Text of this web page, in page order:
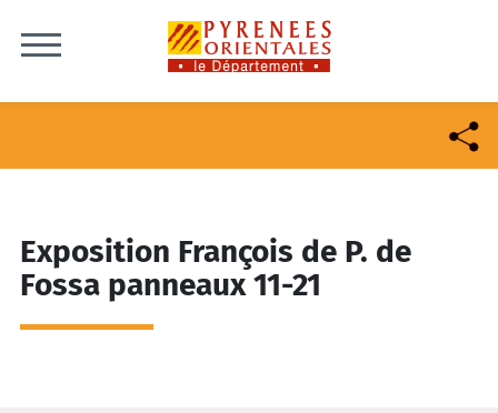
Exposition François de P. de
Fossa panneaux 11-21